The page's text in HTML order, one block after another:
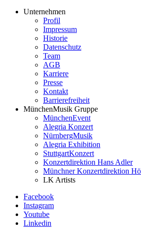
Footer
Service-
MünchenMusik
Unternehmen
Profil
Impressum
Historie
Datenschutz
Team
AGB
Karriere
Presse
Kontakt
Barrierefreiheit
MünchenMusik Gruppe
MünchenEvent
Alegria Konzert
NürnbergMusik
Alegria Exhibition
StuttgartKonzert
Konzertdirektion Hans Adler
Münchner Konzertdirektion
LK Artists
Facebook
Instagram
Youtube
Linkedin